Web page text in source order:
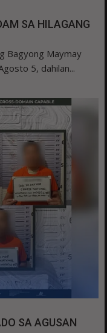
SA HILAGANG
Bagyong Maymay
5, dahilan...
SA AGUSAN